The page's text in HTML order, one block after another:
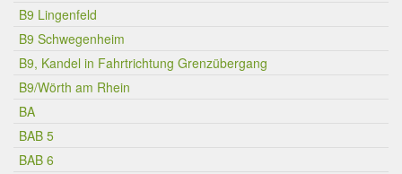
B9 Lingenfeld
B9 Schwegenheim
B9, Kandel in Fahrtrichtung Grenzübergang
B9/Wörth am Rhein
BA
BAB 5
BAB 6